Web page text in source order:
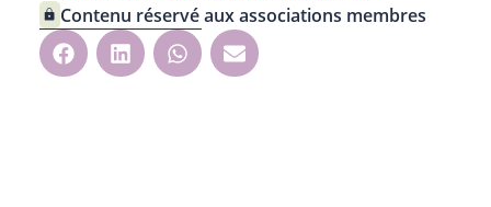
Contenu réservé aux associations membres